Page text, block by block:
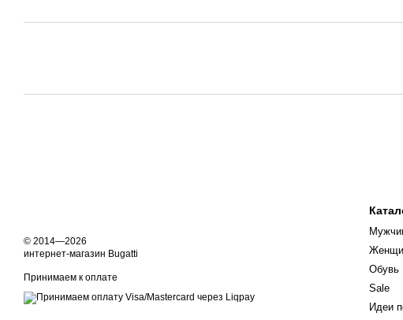
© 2014—2026
интернет-магазин Bugatti
Принимаем к оплате
Обувь
Sale
Идеи